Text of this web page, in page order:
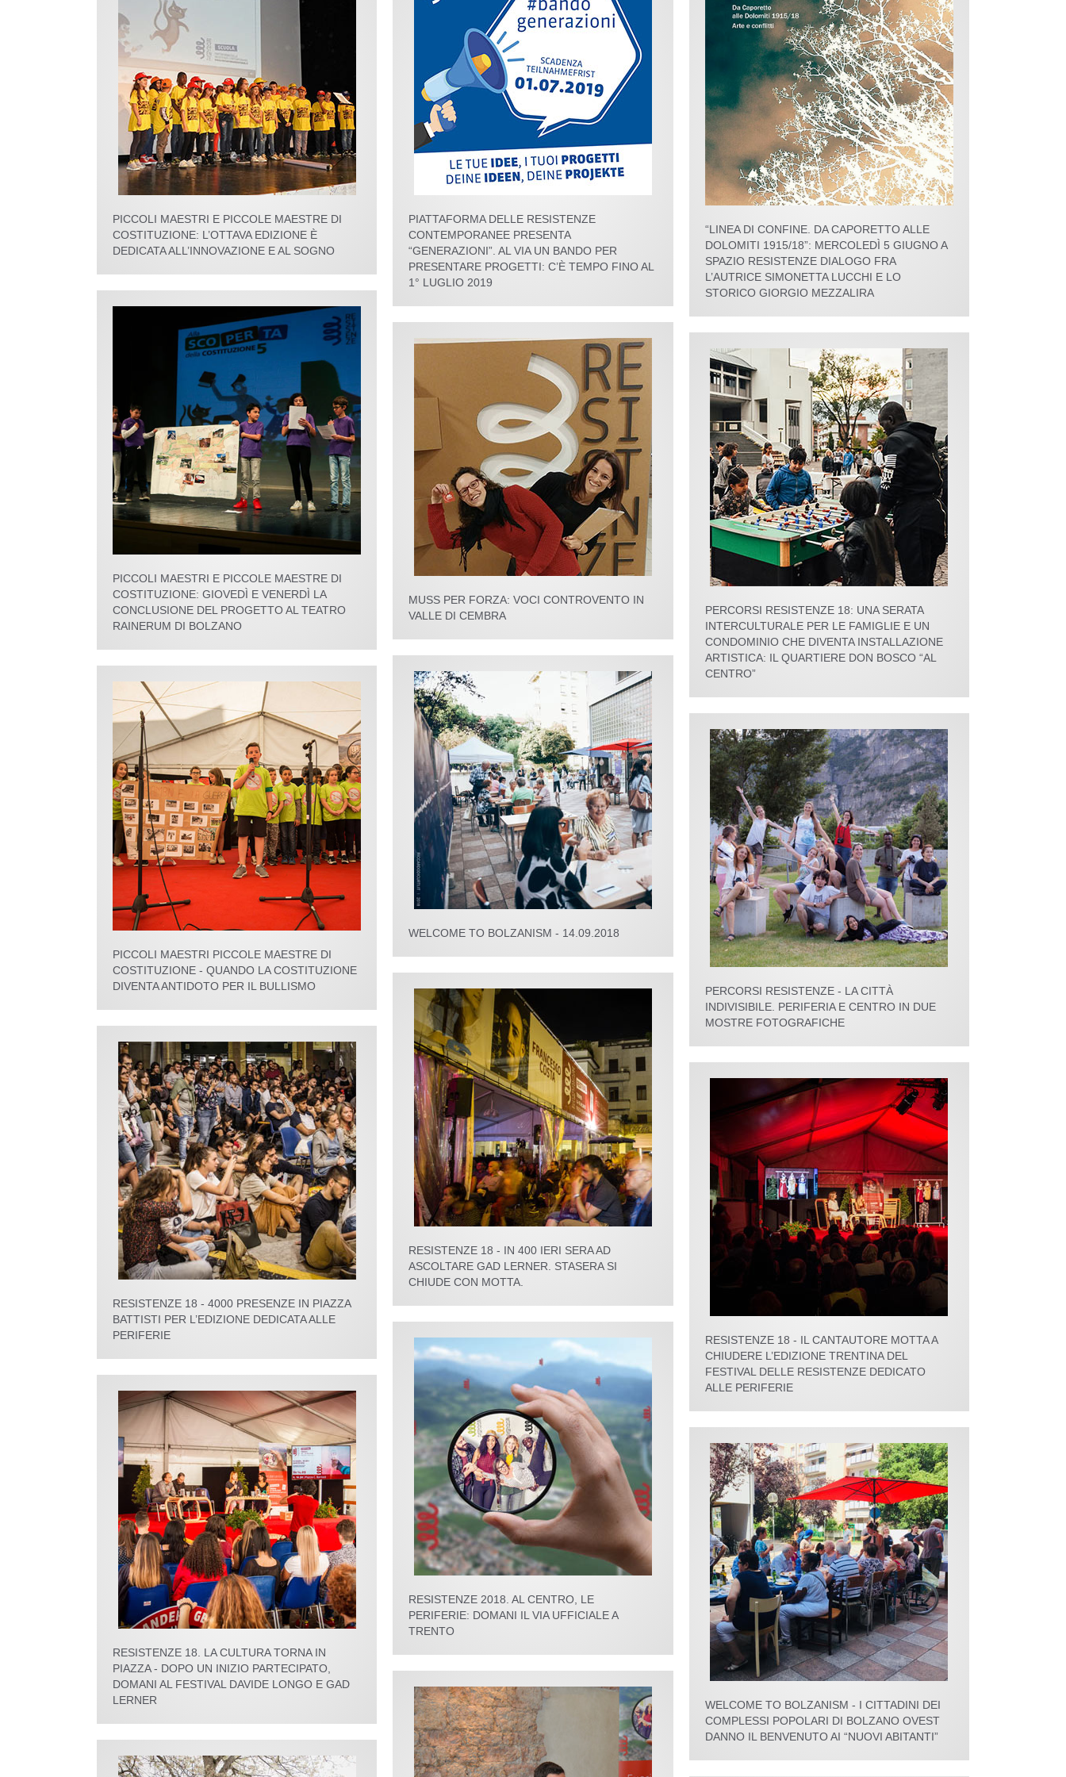
PICCOLI MAESTRI E PICCOLE MAESTRE DI
COSTITUZIONE: L’OTTAVA EDIZIONE È
DEDICATA ALL’INNOVAZIONE E AL SOGNO
PIATTAFORMA DELLE RESISTENZE
CONTEMPORANEE PRESENTA
“GENERAZIONI”. AL VIA UN BANDO PER
PRESENTARE PROGETTI: C’È TEMPO FINO AL
1° LUGLIO 2019
“LINEA DI CONFINE. DA CAPORETTO ALLE
DOLOMITI 1915/18”: MERCOLEDÌ 5 GIUGNO A
SPAZIO RESISTENZE DIALOGO FRA
L’AUTRICE SIMONETTA LUCCHI E LO
STORICO GIORGIO MEZZALIRA
PICCOLI MAESTRI E PICCOLE MAESTRE DI
COSTITUZIONE: GIOVEDÌ E VENERDÌ LA
CONCLUSIONE DEL PROGETTO AL TEATRO
RAINERUM DI BOLZANO
MUSS PER FORZA: VOCI CONTROVENTO IN
VALLE DI CEMBRA
PERCORSI RESISTENZE 18: UNA SERATA
INTERCULTURALE PER LE FAMIGLIE E UN
CONDOMINIO CHE DIVENTA INSTALLAZIONE
ARTISTICA: IL QUARTIERE DON BOSCO “AL
CENTRO”
PICCOLI MAESTRI PICCOLE MAESTRE DI
COSTITUZIONE - QUANDO LA COSTITUZIONE
DIVENTA ANTIDOTO PER IL BULLISMO
WELCOME TO BOLZANISM - 14.09.2018
PERCORSI RESISTENZE - LA CITTÀ
INDIVISIBILE. PERIFERIA E CENTRO IN DUE
MOSTRE FOTOGRAFICHE
RESISTENZE 18 - 4000 PRESENZE IN PIAZZA
BATTISTI PER L’EDIZIONE DEDICATA ALLE
PERIFERIE
RESISTENZE 18 - IN 400 IERI SERA AD
ASCOLTARE GAD LERNER. STASERA SI
CHIUDE CON MOTTA.
RESISTENZE 18 - IL CANTAUTORE MOTTA A
CHIUDERE L’EDIZIONE TRENTINA DEL
FESTIVAL DELLE RESISTENZE DEDICATO
ALLE PERIFERIE
RESISTENZE 18. LA CULTURA TORNA IN
PIAZZA - DOPO UN INIZIO PARTECIPATO,
DOMANI AL FESTIVAL DAVIDE LONGO E GAD
LERNER
RESISTENZE 2018. AL CENTRO, LE
PERIFERIE: DOMANI IL VIA UFFICIALE A
TRENTO
WELCOME TO BOLZANISM - I CITTADINI DEI
COMPLESSI POPOLARI DI BOLZANO OVEST
DANNO IL BENVENUTO AI “NUOVI ABITANTI”